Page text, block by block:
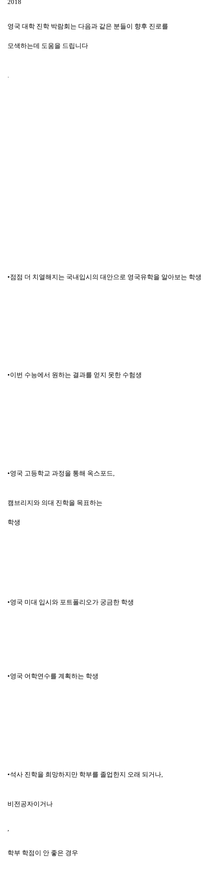
2018
영국 대학 진학 박람회는 다음과 같은 분들이 향후 진로를
모색하는데 도움을 드립니다
.
•점점 더 치열해지는 국내입시의 대안으로 영국유학을 알아보는 학생
•이번 수능에서 원하는 결과를 얻지 못한 수험생
•영국 고등학교 과정을 통해 옥스포드,
캠브리지와 의대 진학을 목표하는
학생
•영국 미대 입시와 포트폴리오가 궁금한 학생
•영국 어학연수를 계획하는 학생
•석사 진학을 희망하지만 학부를 졸업한지 오래 되거나,
비전공자이거나
,
학부 학점이 안 좋은 경우